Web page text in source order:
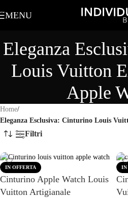
Skip to navigation
MENU
Eleganza
Louis Vuitton
Apple
Home/
Eleganza Esclusiva: Cinturino Louis
Filtri
IN OFFERTA
Cinturino Apple Watch Louis
Vuitton Artigianale
IN